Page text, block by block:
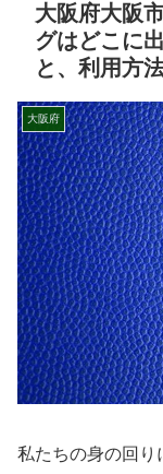
大阪府大阪
グはどこに
と、利用方
大阪府
私たちの身の回り